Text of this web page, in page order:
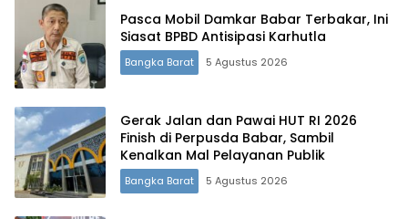
Pasca Mobil Damkar Babar Terbakar, Ini
Siasat BPBD Antisipasi Karhutla
Bangka Barat 5 Agustus 2026
Gerak Jalan dan Pawai HUT RI 2026
Finish di Perpusda Babar, Sambil
Kenalkan Mal Pelayanan Publik
Bangka Barat 5 Agustus 2026